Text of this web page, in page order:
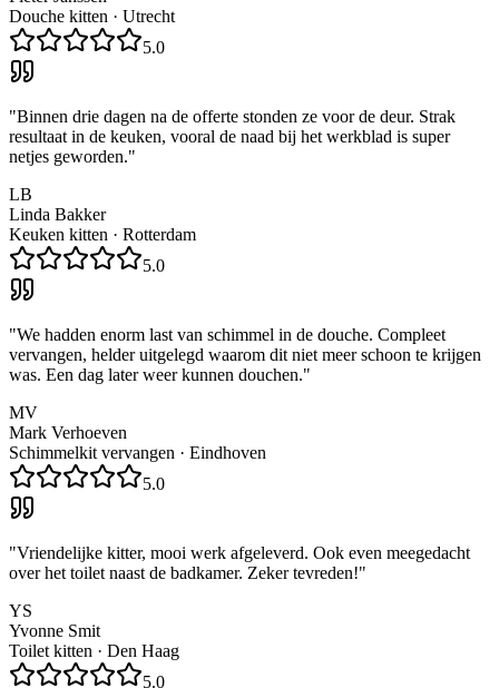
Douche kitten · Utrecht
5.0
"Binnen drie dagen na de offerte stonden ze voor de deur. Strak
resultaat in de keuken, vooral de naad bij het werkblad is super
netjes geworden."
LB
Linda Bakker
Keuken kitten · Rotterdam
5.0
"We hadden enorm last van schimmel in de douche. Compleet
vervangen, helder uitgelegd waarom dit niet meer schoon te krijgen
was. Een dag later weer kunnen douchen."
MV
Mark Verhoeven
Schimmelkit vervangen · Eindhoven
5.0
"Vriendelijke kitter, mooi werk afgeleverd. Ook even meegedacht
over het toilet naast de badkamer. Zeker tevreden!"
YS
Yvonne Smit
Toilet kitten · Den Haag
5.0